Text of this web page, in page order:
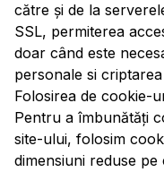
către și de la
SSL, permiterea
doar când este
personale si
Folosirea de cookie-
Pentru a îmbunătăți
site-ului, folosim
dimensiuni reduse